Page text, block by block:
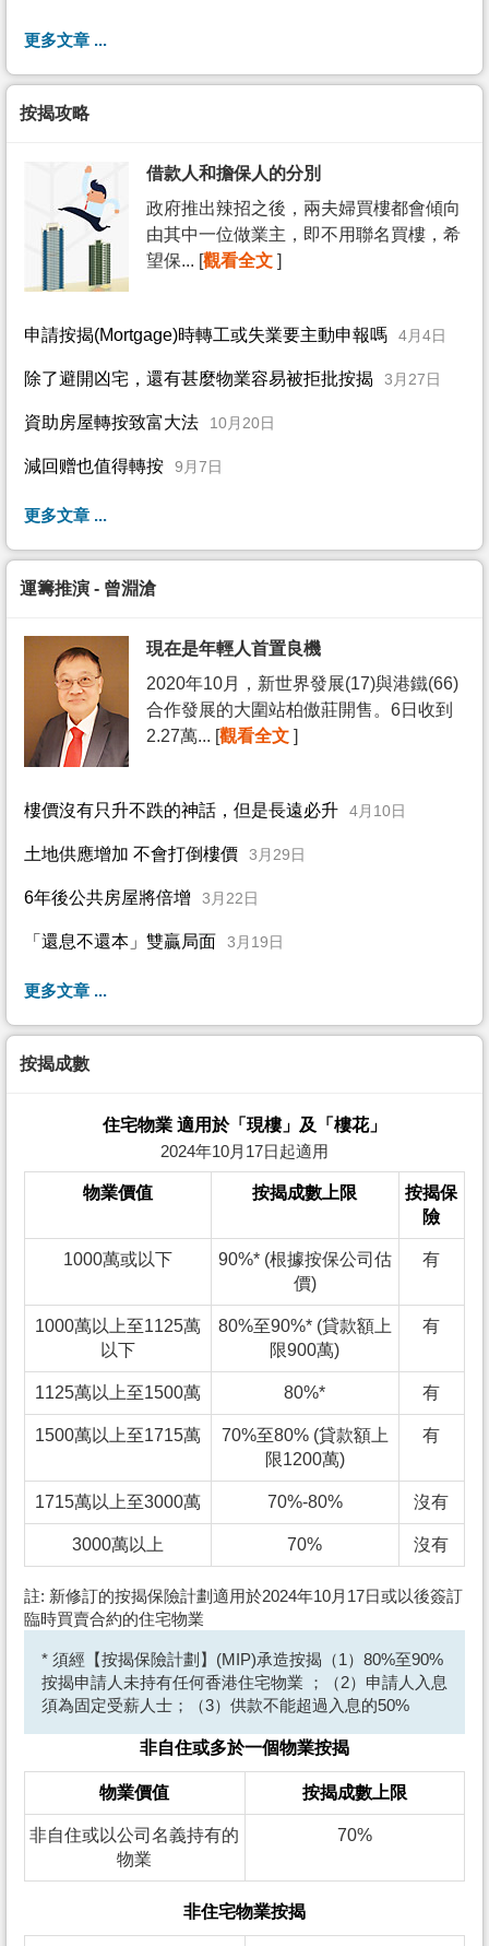
更多文章 ...
按揭攻略
借款人和擔保人的分別
政府推出辣招之後，兩夫婦買樓都會傾向
由其中一位做業主，即不用聯名買樓，希
望保... [觀看全文 ]
申請按揭(Mortgage)時轉工或失業要主動申報嗎 4月4日
除了避開凶宅，還有甚麼物業容易被拒批按揭 3月27日
資助房屋轉按致富大法 10月20日
減回赠也值得轉按 9月7日
更多文章 ...
運籌推演 - 曾淵滄
現在是年輕人首置良機
2020年10月，新世界發展(17)與港鐵(66)
合作發展的大圍站柏傲莊開售。6日收到
2.27萬... [觀看全文 ]
樓價沒有只升不跌的神話，但是長遠必升 4月10日
土地供應增加 不會打倒樓價 3月29日
6年後公共房屋將倍增 3月22日
「還息不還本」雙贏局面 3月19日
更多文章 ...
按揭成數
住宅物業 適用於「現樓」及「樓花」
2024年10月17日起適用
物業價值 按揭成數上限
按揭保
險
1000萬或以下
90%* (根據按保公司估
價)
有
1000萬以上至1125萬
以下
80%至90%* (貸款額上
限900萬)
有
1125萬以上至1500萬 80%* 有
1500萬以上至1715萬
70%至80% (貸款額上
限1200萬)
有
1715萬以上至3000萬 70%-80% 沒有
3000萬以上 70% 沒有
註: 新修訂的按揭保險計劃適用於2024年10月17日或以後簽訂
臨時買賣合約的住宅物業
* 須經【按揭保險計劃】(MIP)承造按揭（1）80%至90%
按揭申請人未持有任何香港住宅物業 ；（2）申請人入息
須為固定受薪人士；（3）供款不能超過入息的50%
非自住或多於一個物業按揭
物業價值 按揭成數上限
非自住或以公司名義持有的
物業
70%
非住宅物業按揭